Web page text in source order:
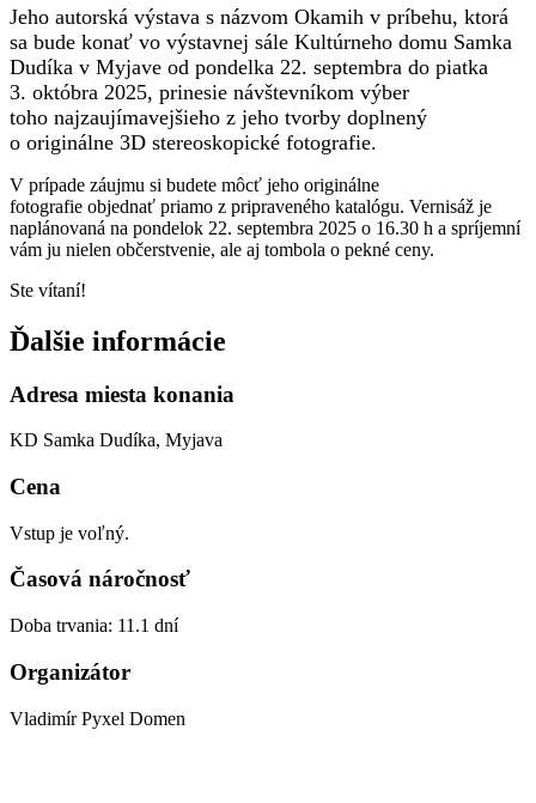
Jeho autorská výstava s názvom Okamih v príbehu, ktorá
sa bude konať vo výstavnej sále Kultúrneho domu Samka
Dudíka v Myjave od pondelka 22. septembra do piatka
3. októbra 2025, prinesie návštevníkom výber
toho najzaujímavejšieho z jeho tvorby doplnený
o originálne 3D stereoskopické fotografie.
V prípade záujmu si budete môcť jeho originálne
fotografie objednať priamo z pripraveného katalógu. Vernisáž je
naplánovaná na pondelok 22. septembra 2025 o 16.30 h a spríjemní
vám ju nielen občerstvenie, ale aj tombola o pekné ceny.
Ste vítaní!
Ďalšie informácie
Adresa miesta konania
KD Samka Dudíka, Myjava
Cena
Vstup je voľný.
Časová náročnosť
Doba trvania: 11.1 dní
Organizátor
Vladimír Pyxel Domen